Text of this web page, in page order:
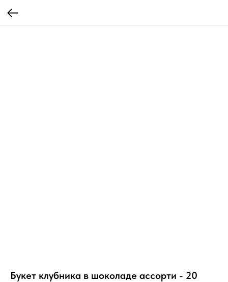
Букет клубника в шоколаде ассорти - 20